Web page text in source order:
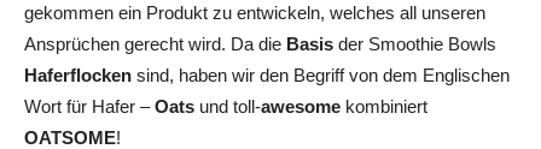
gekommen ein Produkt zu entwickeln, welches all unseren
Ansprüchen gerecht wird. Da die Basis der Smoothie Bowls
Haferflocken sind, haben wir den Begriff von dem Englischen
Wort für Hafer –Oats und toll-awesome kombiniert
OATSOME!